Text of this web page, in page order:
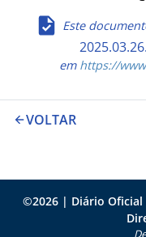
Este
emhttps://
VOLTAR
©2026 | Diário Oficial